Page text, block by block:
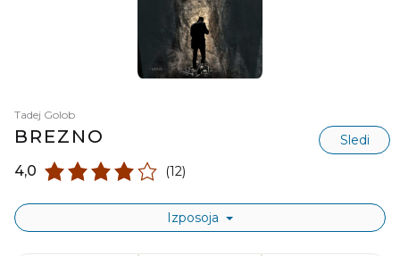
Tadej Golob
BREZNO Sledi
4,0 (12)
Izposoja